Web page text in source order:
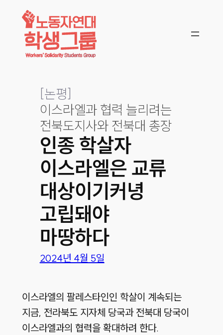
콘텐츠로
바로가기
[논평]
이스라엘과 협력 늘리려는
전북도지사와 전북대 총장
인종 학살자
이스라엘은 교류
대상이기커녕
고립돼야
마땅하다
2024년 4월 5일
이스라엘의 팔레스타인인 학살이 계속되는
지금, 전라북도 지자체 당국과 전북대 당국이
이스라엘과의 협력을 확대하려 한다.